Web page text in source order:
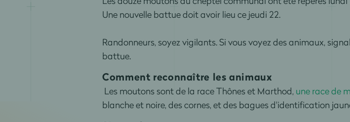
Une nouvelle battue doit avoir lieu ce jeudi 22.
Randonneurs, soyez vigilants. Si vous voyez des animaux,
battue.
Comment reconnaître les animaux
Les moutons sont de la race Thônes et Marthod, une race de
blanche et noire, des cornes, et des bagues d'identification